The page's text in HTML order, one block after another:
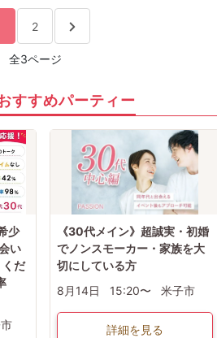
2
全3ページ
すすめパーティー
少
い
だ
《30代メイン》超誠実・初婚
でノンスモーカー・家族を大
切にしている方
8月14日
15:20〜 米子市
詳細を見る